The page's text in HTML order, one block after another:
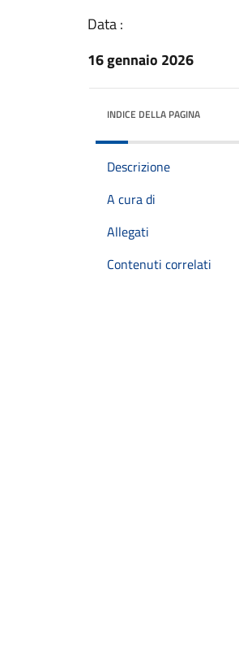
Data :
16 gennaio 2026
INDICE DELLA PAGINA
Descrizione
A cura di
Allegati
Contenuti correlati